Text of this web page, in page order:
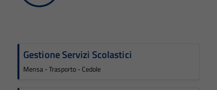
Gestione Servizi Scolastici
Mensa - Trasporto - Cedole